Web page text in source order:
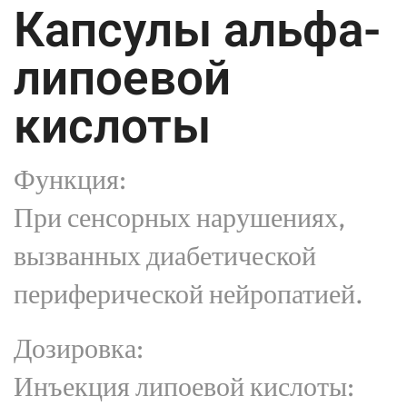
Капсулы альфа-
липоевой
кислоты
Функция:
При сенсорных нарушениях,
вызванных диабетической
периферической нейропатией.
Дозировка:
Инъекция липоевой кислоты: